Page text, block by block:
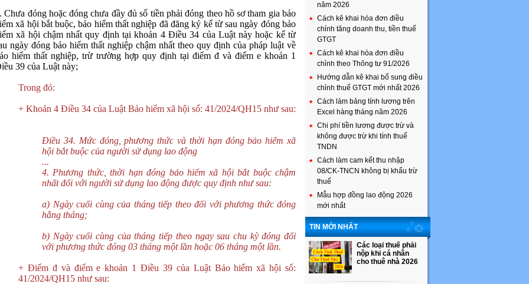
Chưa đóng hoặc đóng chưa đầy đủ số tiền phải đóng theo hồ sơ tham gia bảo
xã hội bắt buộc, bảo hiểm thất nghiệp đã đăng ký kể từ sau ngày đóng bảo
xã hội chậm nhất quy định tại khoản 4 Điều 34 của Luật này hoặc kể từ
ngày đóng bảo hiểm thất nghiệp chậm nhất theo quy định của pháp luật về
hiểm thất nghiệp, trừ trường hợp quy định tại điểm đ và điểm e khoản 1
39 của Luật này;
Trong đó:
+ Khoản 4 Điều 34 của Luật Bảo hiểm xã hội số: 41/2024/QH15 như sau:
Điều 34. Mức đóng, phương thức và thời hạn đóng bảo hiểm xã
hội bắt buộc của người sử dụng lao động
...
4. Phương thức, thời hạn đóng bảo hiểm xã hội bắt buộc chậm
nhất đối với người sử dụng lao động được quy định như sau:
a) Ngày cuối cùng của tháng tiếp theo đối với phương thức đóng
hằng tháng;
b) Ngày cuối cùng của tháng tiếp theo ngay sau chu kỳ đóng đối
với phương thức đóng 03 tháng một lần hoặc 06 tháng một lần.
+ Điểm đ và điểm e khoản 1 Điều 39 của Luật Bảo hiểm xã hội số:
41/2024/QH15 như sau:
năm 2026
Cách kê khai hóa đơn điều
chỉnh tăng doanh thu, tiền thuế
GTGT
Cách kê khai hóa đơn điều
chỉnh theo Thông tư 91/2026
Hướng dẫn kê khai bổ sung điều
chỉnh thuế GTGT mới nhất 2026
Cách làm bảng tính lương trên
Excel hàng tháng năm 2026
Chi phí tiền lương được trừ và
không được trừ khi tính thuế
TNDN
Cách làm cam kết thu nhập
08/CK-TNCN không bị khấu trừ
thuế
Mẫu hợp đồng lao động 2026
mới nhất
TIN MỚI NHẤT
Các loại thuế phải
nộp khi cá nhân
cho thuê nhà 2026